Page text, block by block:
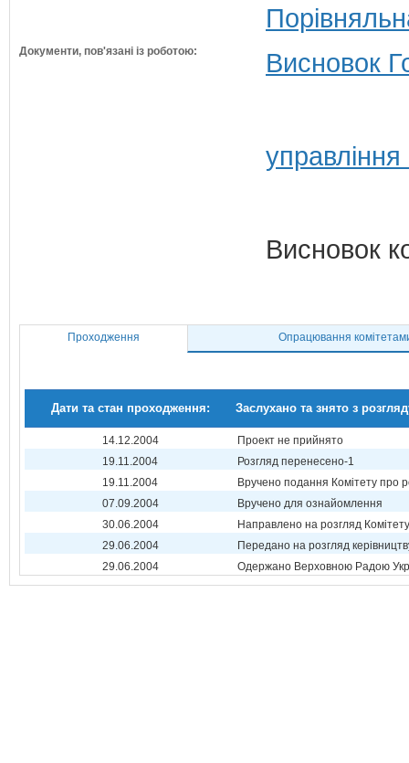
Документи, пов'язані із роботою: Висновок
Висновок
Проходження Опрацювання
Дати та стан проходження: Заслухано та знято з
14.12.2004
Проект не прийнято
19.11.2004
Розгляд перенесено-1
19.11.2004
Вручено подання Комітету про
07.09.2004
Вручено для ознайомлення
30.06.2004
Направлено на розгляд Комітету
29.06.2004
Передано на розгляд
29.06.2004
Одержано Верховною Радою